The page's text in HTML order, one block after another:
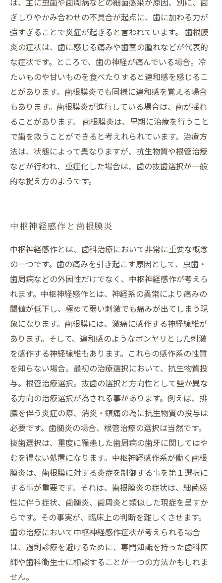
ぎしりやかみ合わせの不具合が起点に、歯に加わる力が
強すぎることで炎症が起きると言われています。 歯根膜
炎の症状は、歯に感じる痛みや歯茎の腫れなどが代表的
な症状です。ところで、歯の神経が痛んでいる場合。冷
たいものや甘いものを食べたりすると違和感を感じるこ
とがあります。歯根膜炎でも同様に違和感を覚える場合
もあります。歯根膜炎が進行している場合は、歯が揺れ
ることがあります。 歯根膜炎は、早期に治療を行うこと
で歯を救うことができると考えれられています。治療方
法は、状態によって異なりますが、抗生物質や根管治療
などが行われ、重症化した場合は、歯の抜歯選択が一般
的な捉え方のようです。
中枢神経感作と歯根膜炎
中枢神経感作とは、歯科治療において非常に重要な概念
の一つです。歯の痛みを引き起こす原因として、虫歯・
歯周病などの外因性だけでなく、中枢神経感作が考えら
れます。中枢神経感作とは、神経系の異常により痛みの
閾値が低下し、極めて弱い刺激でも痛みが出てしまう現
象になります。歯根膜には、激痛に感作する神経線維が
あります。そして、違和感のようなボンヤリとした刺激
を感作する神経線維もあります。これらの感作系の性質
を知らない場合。最初の治療選択において、抗生物質投
与。根管治療選択。抜歯の選択と方向性として些か異な
る方向の治療選択が為される事があります。例えば、排
膿を伴う炎症の際、消炎・鎮痛の為に抗生物質の投与は
必要です。歯髄炎の場合、根管治療の選択は当然です。
抜歯選択は、重度に罹患した歯周病の歯牙に関してはや
むを得ない処置になります。中枢神経感作系が働く歯根
膜炎は、歯根膜に対する炎症を制御する事を第１選択に
する事が重要です。それは、歯根膜炎の症状は、細菌感
性に伴う症状、歯髄炎、歯周炎と類似した現症を呈すか
らです。その事実が、臨床上の判断を難しくさせます。
歯の治療において中枢神経感作症状が考えられる場合
は、過剰診療を避けるために、専門知識を持った歯科医
師や歯科衛生士に相談することが一つの方法かもしれま
せん。